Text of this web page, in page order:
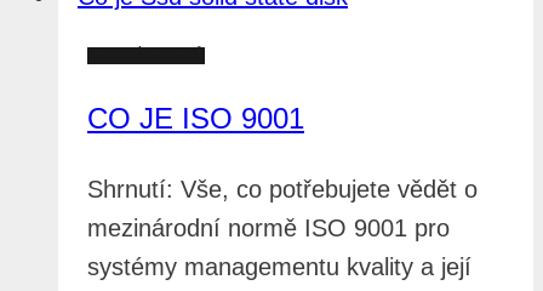
CO JE ISO 9001
Shrnutí: Vše, co potřebujete vědět o
mezinárodní normě ISO 9001 pro
systémy managementu kvality a její